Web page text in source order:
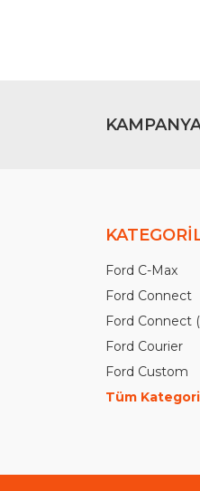
Ford C-Max
Ford Connect
Ford Connect
Ford Courier
Ford Custom
Tüm